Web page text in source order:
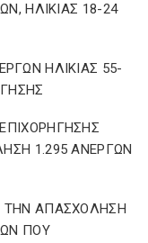
ΗΛΙΚΙΑΣ 18-24
ΗΛΙΚΙΑΣ 55-
1.295 ΑΝΕΡΓΩΝ
ΤΗΝ ΑΠΑΣΧΟΛΗΣΗ
ΠΟΥ